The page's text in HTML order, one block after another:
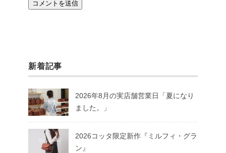
新着記事
2026年8月の実店舗営業日「夏になり
ました。」
2026コッタ限定新作『ミルフィ・グラ
ン』